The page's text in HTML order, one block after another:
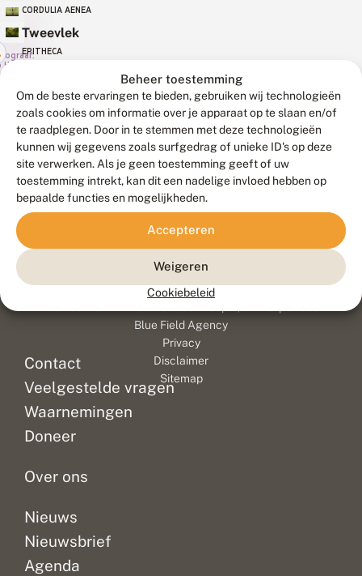
Beheer toestemming
Om de beste ervaringen te bieden, gebruiken wij technologieën
zoals cookies om informatie over je apparaat op te slaan en/of
te raadplegen. Door in te stemmen met deze technologieën
kunnen wij gegevens zoals surfgedrag of unieke ID's op deze
site verwerken. Als je geen toestemming geeft of uw
toestemming intrekt, kan dit een nadelige invloed hebben op
bepaalde functies en mogelijkheden.
Accepteren
Weigeren
Cookiebeleid
CORDULIA AENEA
Baas
beschouwd
Tweevlek
EPITHECA
Contact
Veelgestelde vragen
Waarnemingen
Doneer
Over ons
Nieuws
Nieuwsbrief
Agenda
Meld waarnemingen
© 2026 Vlinderstichting
Blue Field Agency
Privacy
Disclaimer
Sitemap